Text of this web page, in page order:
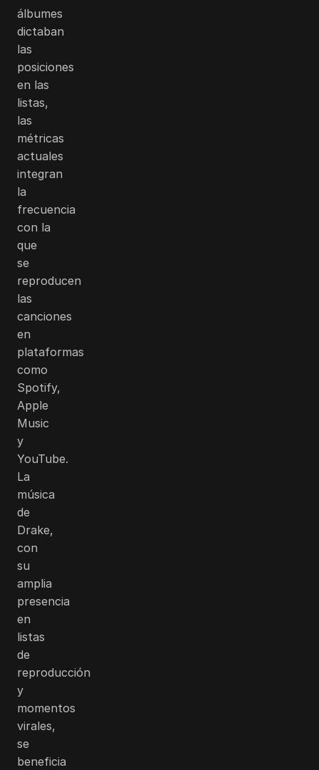
álbumes
dictaban
las
posiciones
en las
listas,
las
métricas
actuales
integran
la
frecuencia
con la
que
se
reproducen
las
canciones
en
plataformas
como
Spotify,
Apple
Music
y
YouTube.
La
música
de
Drake,
con
su
amplia
presencia
en
listas
de
reproducción
y
momentos
virales,
se
beneficia